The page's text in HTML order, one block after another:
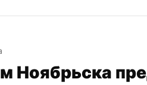
Ноябрьска